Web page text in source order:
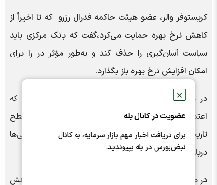
✕
عضویت در کانال بله
برای دریافت اخبار مهم بازار سرمایه، به کانال
نبض‌بورس در بله بپیوندید.
کریستوفر والر، عضو هیئت حاکمه فدرال رزرو که تا اخیراً از
کاهش نرخ بهره حمایت می‌کرد،گفت که بانک مرکزی باید
سیاست آسان‌گیری را حذف کند و به‌طور مؤثر در را برای
امکان افزایش نرخ بهره باز بگذارد.
در جای دیگر، یک نظرسنجی در روز جمعه نشان داد که
اعتماد مصرف‌کنندگان آمریکا در ماه مه به پایین‌ترین سطح
تاریخی خود رسیده، چرا که افزایش قیمت بنزین نگرانی‌ها
درباره وخامت قدرت خرید را دامن زده است.
در میان سایر فلزات گرانبها، قیمت نقره با 0.69 درصد کاهش